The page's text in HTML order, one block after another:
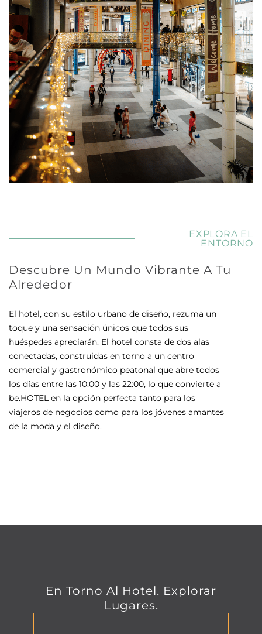
EXPLORA EL
ENTORNO
Descubre Un Mundo Vibrante A Tu
Alrededor
El hotel, con su estilo urbano de diseño, rezuma un
toque y una sensación únicos que todos sus
huéspedes apreciarán. El hotel consta de dos alas
conectadas, construidas en torno a un centro
comercial y gastronómico peatonal que abre todos
los días entre las 10:00 y las 22:00, lo que convierte a
be.HOTEL en la opción perfecta tanto para los
viajeros de negocios como para los jóvenes amantes
de la moda y el diseño.
En Torno Al Hotel. Explorar
Lugares.